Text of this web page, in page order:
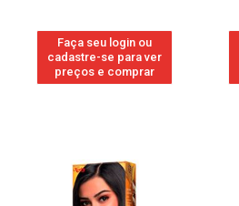
Faça seu login ou
cadastre-se para ver
preços e comprar